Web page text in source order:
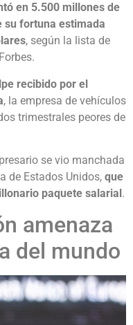
en 5.500 millones de
su fortuna estimada
, según la lista de
recibido por el
, la empresa de vehículos
trimestrales peores de
se vio manchada
de Estados Unidos, que
paquete salarial.
amenaza
del mundo